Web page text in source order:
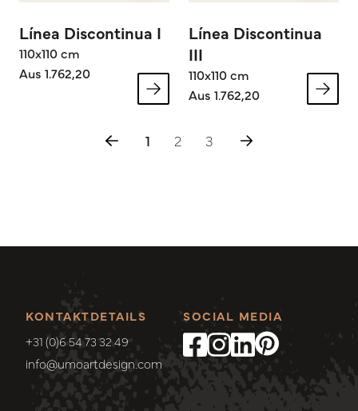
Línea Discontinua I
110x110 cm
Aus 1.762,20
Línea Discontinua
III
110x110 cm
Aus 1.762,20
1 2 3
KONTAKTDETAILS
+31 (0)6 54 73 32 49
info@umoartdesign.com
SOCIAL MEDIA